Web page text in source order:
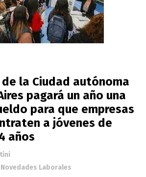
de la Ciudad autónoma
pagará un año una
para que empresas
a jóvenes de
años
Novedades Laborales